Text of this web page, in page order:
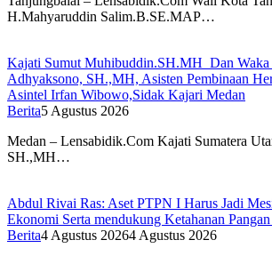
H.Mahyaruddin Salim.B.SE.MAP…
Kajati Sumut Muhibuddin.SH.MH Dan Waka
Adhyaksono, SH.,MH, Asisten Pembinaan
Asintel Irfan Wibowo,Sidak Kajari Medan
Berita5 Agustus 2026
Medan – Lensabidik.Com Kajati Sumatera
SH.,MH…
Abdul Rivai Ras: Aset PTPN I Harus Jadi
Ekonomi Serta mendukung Ketahanan
Berita4 Agustus 20264 Agustus 2026